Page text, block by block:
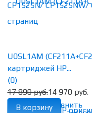
избранное сравнить
U0SL1AM
картриджей HP...
(0)
17 890 руб.14 970 руб.
В корзину